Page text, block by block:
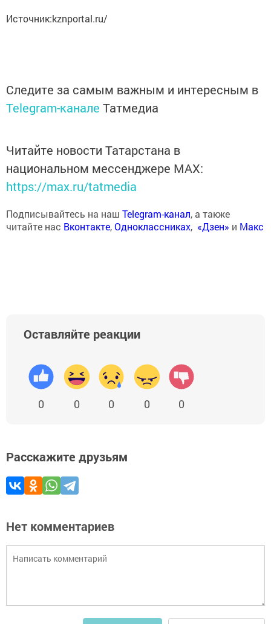
Источник:kznportal.ru/
Следите за самым важным и интересным в
Telegram-канале Татмедиа
Читайте новости Татарстана в
национальном мессенджере MАХ:
https://max.ru/tatmedia
Подписывайтесь на наш Telegram-канал, а также
читайте нас Вконтакте,Одноклассниках, «Дзен» и Макс
Оставляйте реакции
0 0 0 0 0
Расскажите друзьям
Нет комментариев